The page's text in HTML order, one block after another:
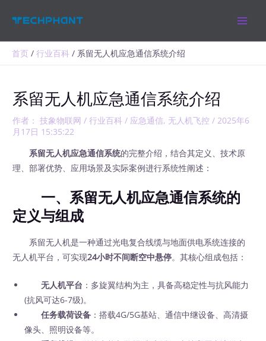
首页 行业百科 系留无人机应急通信系统介绍
系留无人机应急通信系统介绍
作者： 技象物联网/行业百科 / 应急通信, 无人机飞控 /2025年6
月17日 15:35:22
系留无人机应急通信系统的完整介绍，结合其定义、技术原
理、部署优势、应用场景及实际案例进行系统性阐述：
一、系留无人机应急通信系统的
定义与组成
系留无人机是一种通过光电复合线缆与地面供电系统连接的
无人机平台，可实现24小时不间断空中悬停。其核心组成包括：
无人机平台 ：多旋翼结构为主，具备高稳定性与抗风能力
(抗风可达6-7级)。
任务载荷设备 ：搭载4G/5G基站、通信中继设备、高清摄
像头、照明设备等。